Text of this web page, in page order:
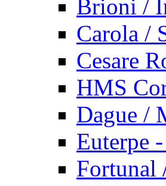
Brioni /
Carola /
Cesare
HMS
Dague /
Euterpe
Fortunal